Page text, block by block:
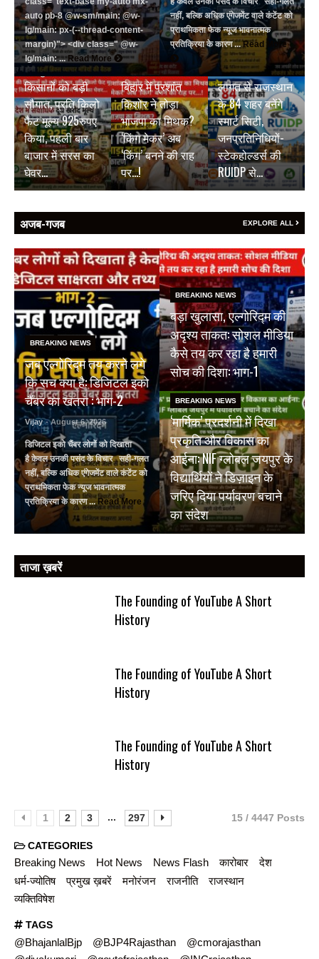
auto pb-8 @w-sm/main: @w-
lg/main: px-(--thread-content-
margin)"> <div class=" @w-
lg/main: ... Read More
नहीं, बल्कि अधिक एंगेजमेंट वाले कंटेंट को
प्राथमिकता फेक न्यूज भावनात्मक
प्रतिक्रिया के कारण ... Read More
BREAKING NEWS
जयपुर डेयरी की
किसानों को बड़ी
सौगात, प्रति किलो
फैट मूल्य 925रुपए
किया, पहली बार
बाजार में सरस का
घेवर…
BREAKING NEWS
बिहार में प्रशांत
किशोर ने तोड़ा
भाजपा का मिथक?
‘किंग मेकर’ अब
‘किंग’ बनने की राह
पर…!
BREAKING NEWS
₹9500 करोड़ की
लागत से राजस्थान
के 84 शहर बनेंगे
स्मार्ट सिटी,
जनप्रतिनिधियों-
स्टेकहोल्डर्स की
RUIDP से…
अजब-गजब EXPLORE ALL
BREAKING NEWS
जब एल्गोरिद्म तय करने लगे
कि सच क्या है: डिजिटल इको
चैंबर का खतरा : भाग-2
Vijay - August 6, 2026
डिजिटल इको चैंबर लोगों को दिखाता
है केवल उनकी पसंद के विचार सही-गलत
नहीं, बल्कि अधिक एंगेजमेंट वाले कंटेंट को
प्राथमिकता फेक न्यूज भावनात्मक
प्रतिक्रिया के कारण ... Read More
BREAKING NEWS
बड़ा खुलासा, एल्गोरिद्म की
अदृश्य ताकत: सोशल मीडिया
कैसे तय कर रहा है हमारी
सोच की दिशा: भाग-1
BREAKING NEWS
‘मार्मिक’ प्रदर्शनी में दिखा
प्रकृति और विकास का
आईना: NIF ग्लोबल जयपुर के
विद्यार्थियों ने डिज़ाइन के
जरिए दिया पर्यावरण बचाने
का संदेश
ताजा ख़बरें
The Founding of YouTube A Short
History
The Founding of YouTube A Short
History
The Founding of YouTube A Short
History
1 2 3 ... 297 15 / 4447 Posts
CATEGORIES
Breaking News Hot News News Flash कारोबार
देश
धर्म-ज्योतिष
प्रमुख ख़बरें मनोरंजन राजनीति
राजस्थान
व्यक्तिविषेश
TAGS
@BhajanlalBjp @BJP4Rajasthan
@cmorajasthan